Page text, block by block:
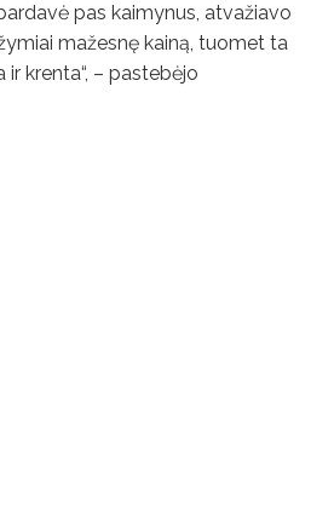
pas kaimynus, atvažiavo
mažesnę kainą, tuomet ta
krenta“, – pastebėjo